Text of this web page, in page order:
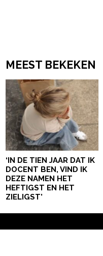
MEEST BEKEKEN
‘IN DE TIEN JAAR DAT IK
DOCENT BEN, VIND IK
DEZE NAMEN HET
HEFTIGST EN HET
ZIELIGST’